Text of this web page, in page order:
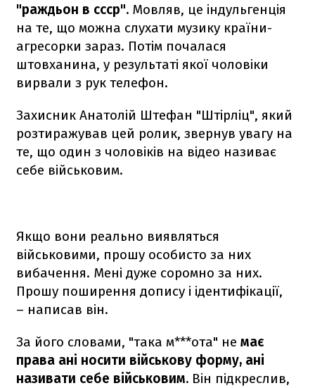
"раждьон в ссср". Мовляв, це індульгенція
на те, що можна слухати музику країни-
агресорки зараз. Потім почалася
штовханина, у результаті якої чоловіки
вирвали з рук телефон.
Захисник Анатолій Штефан "Штірліц", який
розтиражував цей ролик, звернув увагу на
те, що один з чоловіків на відео називає
себе військовим.
Якщо вони реально виявляться
військовими, прошу особисто за них
вибачення. Мені дуже соромно за них.
Прошу поширення допису і ідентифікації,
– написав він.
За його словами, "така м***ота" не має
права ані носити військову форму, ані
називати себе військовим. Він підкреслив,